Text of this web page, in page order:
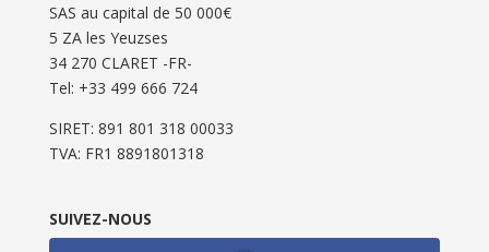
SAS au capital de 50 000€
5 ZA les Yeuzses
34 270 CLARET -FR-
Tel: ‭+33 499 666 724‬
SIRET: 891 801 318 00033
TVA: FR1 8891801318
SUIVEZ-NOUS